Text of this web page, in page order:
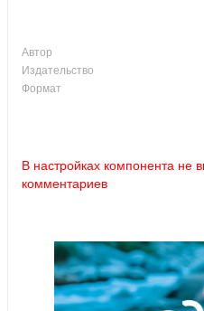
Автор
Издательство
Формат
В настройках компонента не
комментариев